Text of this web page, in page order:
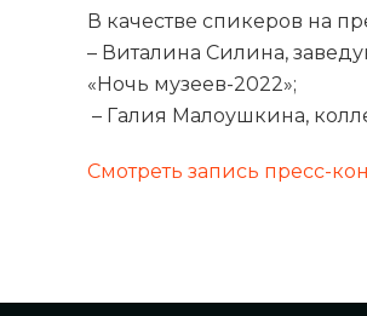
В качестве спикеров на
– Виталина Силина,
«Ночь музеев-2022»;
– Галия Малоушкина,
Смотреть запись пресс-